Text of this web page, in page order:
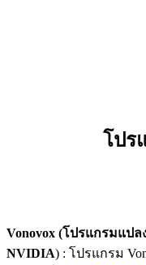
โปร
Vonovox (โปรแกรมแป
NVIDIA) : โปรแกรม